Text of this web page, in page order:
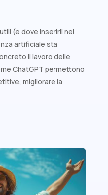
(e dove inserirli nei
artificiale sta
il lavoro delle
ChatGPT permettono
migliorare la